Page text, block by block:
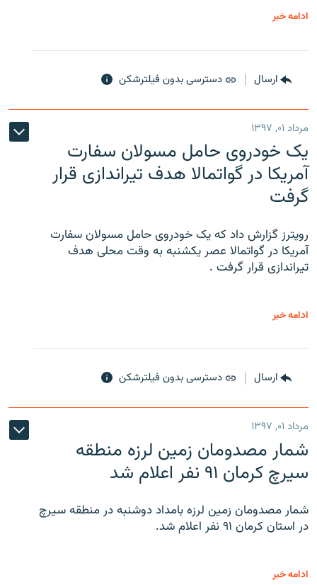
ادامه خبر
ارسال دسترسی بدون فیلترشکن
مرداد ۰۱, ۱۳۹۷
یک خودروی حامل مسولان سفارت
آمریکا در گواتمالا هدف تیراندازی قرار
گرفت
رویترز گزارش داد که یک خودروی حامل مسولان سفارت
آمریکا در گواتمالا عصر یکشنبه به وقت محلی هدف
تیراندازی قرار گرفت .
ادامه خبر
ارسال دسترسی بدون فیلترشکن
مرداد ۰۱, ۱۳۹۷
شمار مصدومان زمین لرزه منطقه
سیرچ کرمان ۹۱ نفر اعلام شد
شمار مصدومان زمین لرزه بامداد دوشنبه در منطقه سیرچ
در استان کرمان ۹۱ نفر اعلام شد.
ادامه خبر